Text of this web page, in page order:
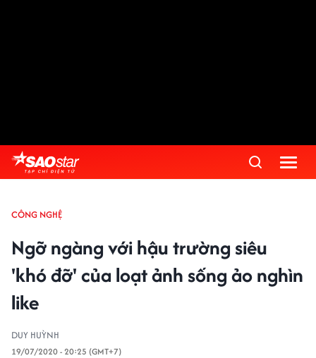
CÔNG NGHỆ
Ngỡ ngàng với hậu trường siêu
'khó đỡ' của loạt ảnh sống ảo nghìn
like
DUY HUỲNH
19/07/2020 - 20:25 (GMT+7)